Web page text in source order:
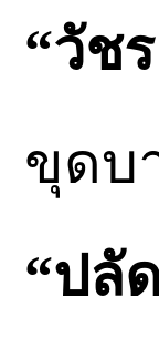
“วัช
ขุดบ
“ปลั